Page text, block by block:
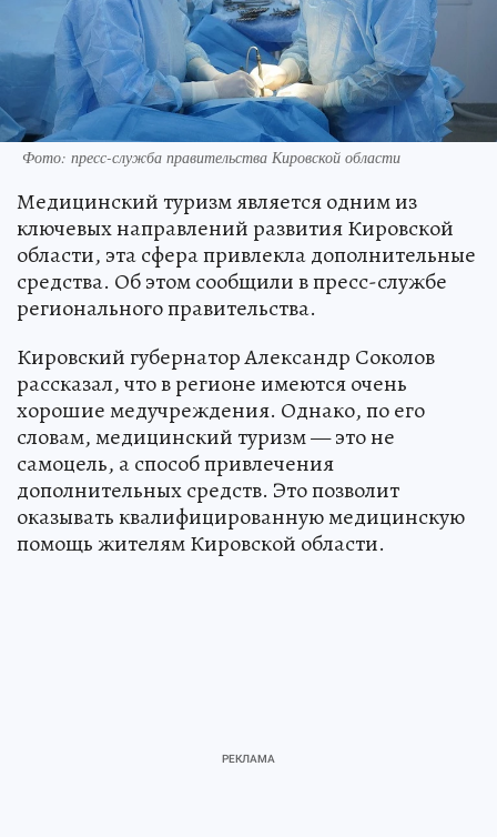
Фото: пресс-служба правительства Кировской области
Медицинский туризм является одним из
ключевых направлений развития Кировской
области, эта сфера привлекла дополнительные
средства. Об этом сообщили в пресс-службе
регионального правительства.
Кировский губернатор Александр Соколов
рассказал, что в регионе имеются очень
хорошие медучреждения. Однако, по его
словам, медицинский туризм — это не
самоцель, а способ привлечения
дополнительных средств. Это позволит
оказывать квалифицированную медицинскую
помощь жителям Кировской области.